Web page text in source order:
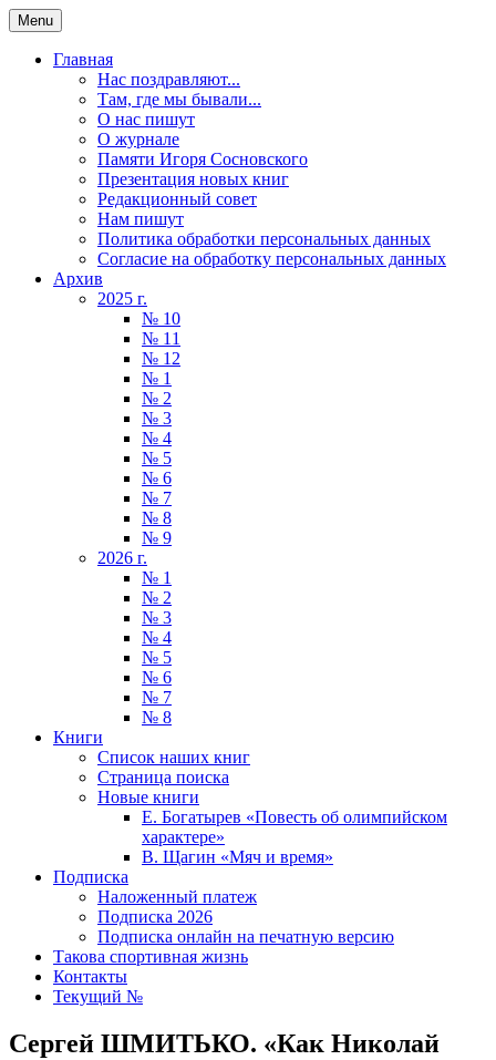
Menu
Главная
Нас поздравляют...
Там, где мы бывали...
О нас пишут
О журнале
Памяти Игоря Сосновского
Презентация новых книг
Редакционный совет
Нам пишут
Политика обработки персональных данных
Согласие на обработку персональных данных
Архив
2025 г.
№ 10
№ 11
№ 12
№ 1
№ 2
№ 3
№ 4
№ 5
№ 6
№ 7
№ 8
№ 9
2026 г.
№ 1
№ 2
№ 3
№ 4
№ 5
№ 6
№ 7
№ 8
Книги
Список наших книг
Страница поиска
Новые книги
Е. Богатырев «Повесть об олимпийском
характере»
В. Щагин «Мяч и время»
Подписка
Наложенный платеж
Подписка 2026
Подписка онлайн на печатную версию
Такова спортивная жизнь
Контакты
Текущий №
Сергей ШМИТЬКО. «Как Николай